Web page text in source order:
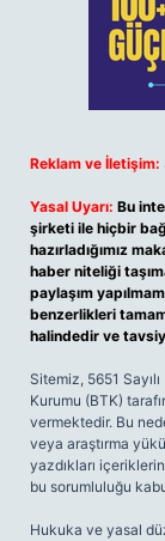
Reklam ve İletişim:
Yasal Uyarı: Bu
şirketi ile hiçbir
hazırladığımız
haber niteliği
paylaşım
benzerlikleri
halindedir ve
Sitemiz, 5651
Kurumu (BTK)
vermektedir. Bu
veya araştırma
yazdıkları
bu sorumluluğu
Hukuka ve yasal